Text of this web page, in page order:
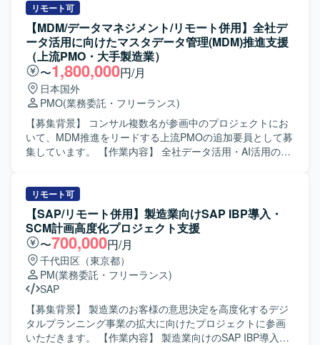
やAPI連携を踏まえたテスト観点の洗い出しやテストケース
作成、E2E等の自動化テスト設計・実施、テスト結果の整理
および不具合起票・管理などの品質管理・QA業務を担当し
ていただきます。 【求める人物像】 複雑な仕様や業務フロ
ーを自ら理解し、抜け漏れのないテスト設計を主体的に進
められる方を求めています。開発メンバーや関係者とコミ
ュニケーションを取りながら、品質向上の観点で改善提案
ができる方です。 【ポジションの魅力】 ポイントシステム
における銀行・カード連携など、多数の外部システムとの
連携を伴う大規模システムの品質管理に携わることができ
ます。テスト設計から自動化まで一連のQA業務を経験でき
イル連携およびAPI連携を含むシステム環境でのテスト設計
およびテスト自動化環境を利用していただきます。
リモート可
【MDM/データマネジメント/リモート併用】全社デ
ータ活用に向けたマスタデータ管理(MDM)推進支援
（上流PMO・大手製造業）
〜1,800,000円/月
日本国外
PMO(業務委託・フリーランス)
【募集背景】 コンサル複数名が参画中のプロジェクトにお
いて、MDM推進をリードする上流PMOの追加要員として募
集しています。 【作業内容】 全社データ活用・AI活用の前
なテーマを推進計画やロードマップに落とし込み、MDM推
進をリードしながらPMOとしてプロジェクトを推進してい
ただきます。経営層や部長層向けの資料を作成し、ディス
カッションのファシリテーションも行っていただきます。
【求める人物像】 多領域横断の推進体制が未整備な状況で
も、自ら主体的に関係者へ働きかけ、曖昧なテーマを整理
しながら推進計画に落とし込める方を求めています。業務
とITを横断した視点を持ち、複数部門とのコミュニケーシ
ョンをリードできる方が望ましいです。 【ポジションの魅
力】 大手製造業の全社データ活用やAI活用の前提となるマ
スタデータ管理の基盤づくりに、上流PMOとして深く関与
リモート可
【SAP/リモート併用】製造業向けSAP IBP導入・
SCM計画高度化プロジェクト支援
〜700,000円/月
千代田区（東京都）
PM(業務委託・フリーランス)
SAP
【募集背景】 製造業のお客様の意思決定を高度化するデジ
タルプランニング事業の拡大に向けたプロジェクトに参画
いただきます。 【作業内容】 製造業向けのSAP IBP導入お